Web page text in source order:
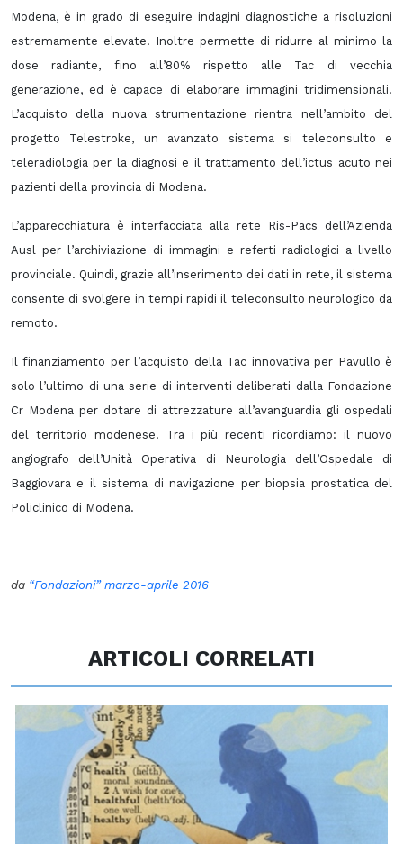
Modena, è in grado di eseguire indagini diagnostiche a risoluzioni
estremamente elevate. Inoltre permette di ridurre al minimo la
dose radiante, fino all’80% rispetto alle Tac di vecchia
generazione, ed è capace di elaborare immagini tridimensionali.
L’acquisto della nuova strumentazione rientra nell’ambito del
progetto Telestroke, un avanzato sistema si teleconsulto e
teleradiologia per la diagnosi e il trattamento dell’ictus acuto nei
pazienti della provincia di Modena.
L’apparecchiatura è interfacciata alla rete Ris-Pacs dell’Azienda
Ausl per l’archiviazione di immagini e referti radiologici a livello
provinciale. Quindi, grazie all’inserimento dei dati in rete, il sistema
consente di svolgere in tempi rapidi il teleconsulto neurologico da
remoto.
Il finanziamento per l’acquisto della Tac innovativa per Pavullo è
solo l’ultimo di una serie di interventi deliberati dalla Fondazione
Cr Modena per dotare di attrezzature all’avanguardia gli ospedali
del territorio modenese. Tra i più recenti ricordiamo: il nuovo
angiografo dell’Unità Operativa di Neurologia dell’Ospedale di
Baggiovara e il sistema di navigazione per biopsia prostatica del
Policlinico di Modena.
da “Fondazioni” marzo-aprile 2016
ARTICOLI CORRELATI